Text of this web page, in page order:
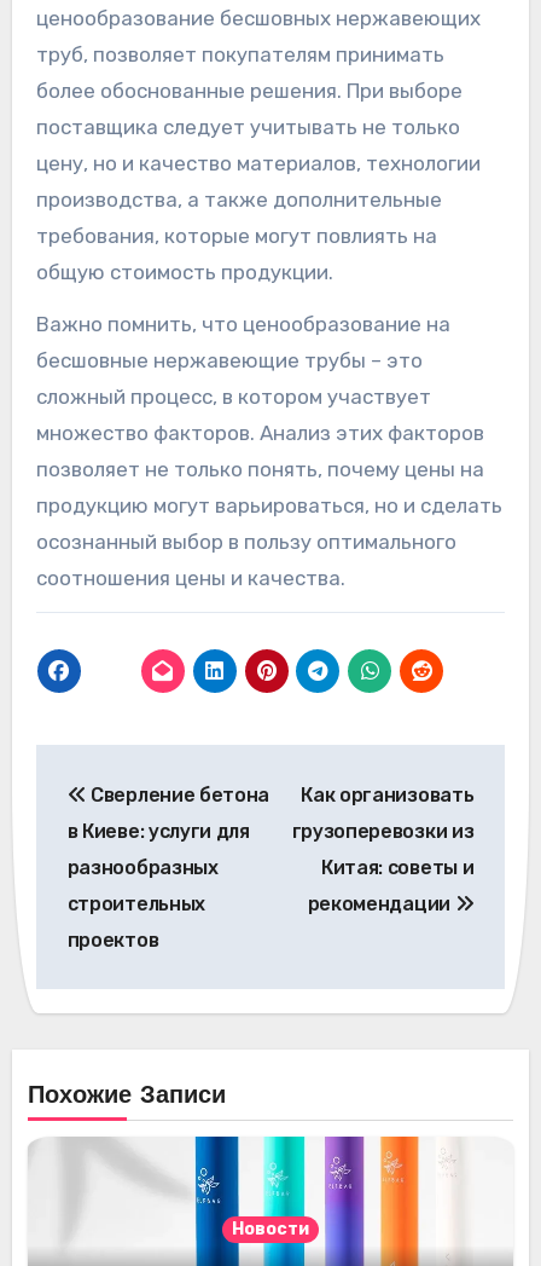
ценообразование бесшовных нержавеющих
труб, позволяет покупателям принимать
более обоснованные решения. При выборе
поставщика следует учитывать не только
цену, но и качество материалов, технологии
производства, а также дополнительные
требования, которые могут повлиять на
общую стоимость продукции.
Важно помнить, что ценообразование на
бесшовные нержавеющие трубы – это
сложный процесс, в котором участвует
множество факторов. Анализ этих факторов
позволяет не только понять, почему цены на
продукцию могут варьироваться, но и сделать
осознанный выбор в пользу оптимального
соотношения цены и качества.
по
записям
Сверление бетона
в Киеве: услуги для
разнообразных
строительных
проектов
Как организовать
грузоперевозки из
Китая: советы и
рекомендации
Похожие Записи
Новости